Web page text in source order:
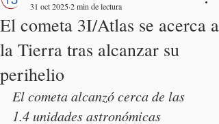
El cometa 3I/Atlas se acerca a
la Tierra tras alcanzar su
perihelio
31 oct 20252 min de lectura
El cometa alcanzó cerca de las
1.4 unidades astronómicas